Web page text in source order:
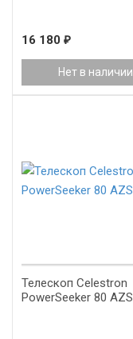
16 180 ₽
Нет в наличии
Телескоп Celestron
PowerSeeker 80 AZS